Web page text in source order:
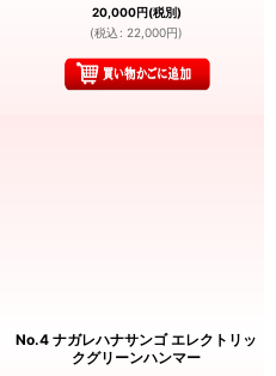
20,000円(税別)
(税込 : 22,000円)
No.4 ナガレハナサンゴ エレクトリッ
クグリーンハンマー